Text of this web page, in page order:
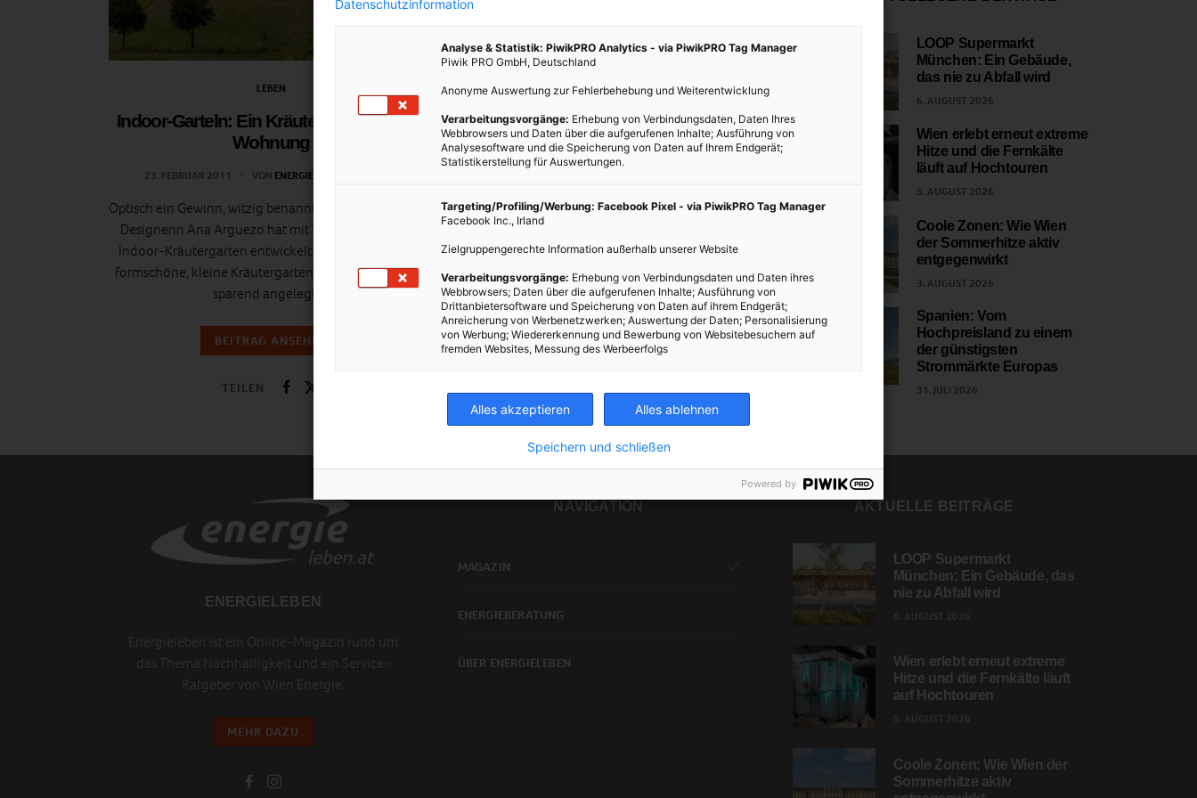
LEBEN
Indoor-Garteln: Ein Kräuter-Garten in der
Wohnung
23. FEBRUAR 2011 VON ENERGIELEBEN REDAKTION
Optisch ein Gewinn, witzig benannt und praktisch dazu:
Designerin Ana Arguezo hat mit “Spice Versa” einen
Indoor-Kräutergarten entwickelt. Nicht nur, dass der
formschöne, kleine Kräutergarten kompakt und Platz
sparend angelegt…
BEITRAG ANSEHEN
TEILEN
LOOP Supermarkt
München: Ein Gebäude,
das nie zu Abfall wird
6. AUGUST 2026
Wien erlebt erneut extreme
Hitze und die Fernkälte
läuft auf Hochtouren
5. AUGUST 2026
Coole Zonen: Wie Wien
der Sommerhitze aktiv
entgegenwirkt
3. AUGUST 2026
Spanien: Vom
Hochpreisland zu einem
der günstigsten
Strommärkte Europas
31. JULI 2026
ENERGIELEBEN
Energieleben ist ein Online-Magazin rund um
das Thema Nachhaltigkeit und ein Service-
Ratgeber von Wien Energie.
MEHR DAZU
NAVIGATION
MAGAZIN
ENERGIEBERATUNG
ÜBER ENERGIELEBEN
AKTUELLE BEITRÄGE
LOOP Supermarkt
München: Ein Gebäude, das
nie zu Abfall wird
Wien erlebt erneut extreme
Hitze und die Fernkälte läuft
auf Hochtouren
Coole Zonen: Wie Wien der
Sommerhitze aktiv
Datenschutzinformation
Analyse & Statistik: PiwikPRO Analytics - via PiwikPRO Tag Manager
Piwik PRO GmbH, Deutschland
Anonyme Auswertung zur Fehlerbehebung und Weiterentwicklung
Verarbeitungsvorgänge: Erhebung von Verbindungsdaten, Daten Ihres
Webbrowsers und Daten über die aufgerufenen Inhalte; Ausführung von
Analysesoftware und die Speicherung von Daten auf Ihrem Endgerät;
Statistikerstellung für Auswertungen.
Targeting/Profiling/Werbung: Facebook Pixel - via PiwikPRO Tag Manager
Facebook Inc., Irland
Zielgruppengerechte Information außerhalb unserer Website
Verarbeitungsvorgänge: Erhebung von Verbindungsdaten und Daten ihres
Webbrowsers; Daten über die aufgerufenen Inhalte; Ausführung von
Drittanbietersoftware und Speicherung von Daten auf ihrem Endgerät;
Anreicherung von Werbenetzwerken; Auswertung der Daten; Personalisierung
von Werbung; Wiedererkennung und Bewerbung von Websitebesuchern auf
fremden Websites, Messung des Werbeerfolgs
Alles akzeptieren Alles ablehnen
Speichern und schließen
Powered by